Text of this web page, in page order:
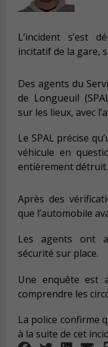
L’incident s’est
incitatif de la gare,
Des agents du
de Longueuil
sur les lieux, avec
Le SPAL précise
véhicule en
entièrement détruit.
Après des
que l’automobile
Les agents ont
sécurité sur place.
Une enquête est
comprendre les
La police confirme
à la suite de cet